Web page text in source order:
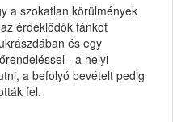
a szokatlan körülmények
érdeklődők fánkot
és egy
- a helyi
a befolyó bevételt pedig
fel.